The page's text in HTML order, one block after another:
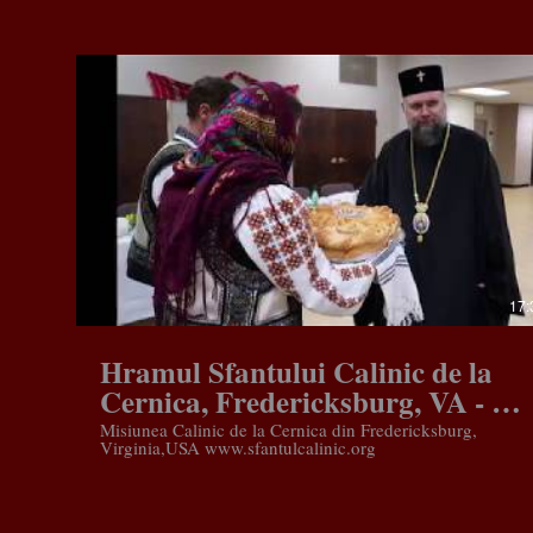
Hramul Sfantului Calinic de la
Cernica, Fredericksburg, VA - 14
Aprilie, 2019
Misiunea Calinic de la Cernica din Fredericksburg,
Virginia,USA www.sfantulcalinic.org